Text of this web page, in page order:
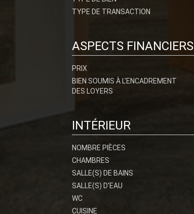
TYPE DE TRANSACTION
ASPECTS FINANCIERS
PRIX
BIEN SOUMIS À L'ENCADREMENT
DES LOYERS
INTÉRIEUR
NOMBRE PIÈCES
CHAMBRES
SALLE(S) DE BAINS
SALLE(S) D'EAU
WC
CUISINE